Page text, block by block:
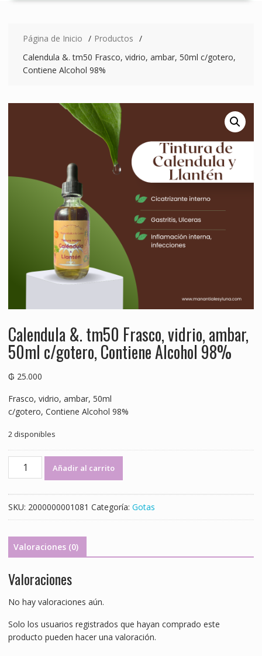
Página de Inicio
Productos
Calendula &. tm50 Frasco, vidrio, ambar, 50ml c/gotero,
Contiene Alcohol 98%
Calendula &. tm50 Frasco, vidrio, ambar,
50ml c/gotero, Contiene Alcohol 98%
₲ 25.000
Frasco, vidrio, ambar, 50ml
c/gotero, Contiene Alcohol 98%
2 disponibles
Calendula
vidrio,
50ml
c/gotero,
Alcohol
cantidad
Añadir al carrito
SKU: 2000000001081 Categoría: Gotas
Valoraciones (0)
Valoraciones
No hay valoraciones aún.
Solo los usuarios registrados que hayan comprado este
producto pueden hacer una valoración.